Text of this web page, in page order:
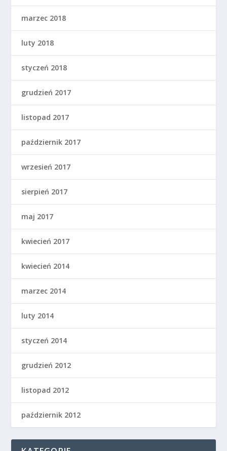
marzec 2018
luty 2018
styczeń 2018
grudzień 2017
listopad 2017
październik 2017
wrzesień 2017
sierpień 2017
maj 2017
kwiecień 2017
kwiecień 2014
marzec 2014
luty 2014
styczeń 2014
grudzień 2012
listopad 2012
październik 2012